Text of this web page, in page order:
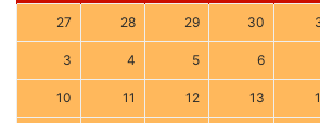
27 28 29 30
3 4 5 6
10 11 12 13